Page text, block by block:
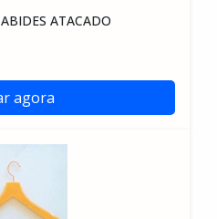
ATACADO
agora